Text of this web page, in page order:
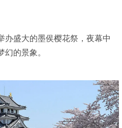
办盛大的墨㑨樱花祭，夜幕中
的景象。